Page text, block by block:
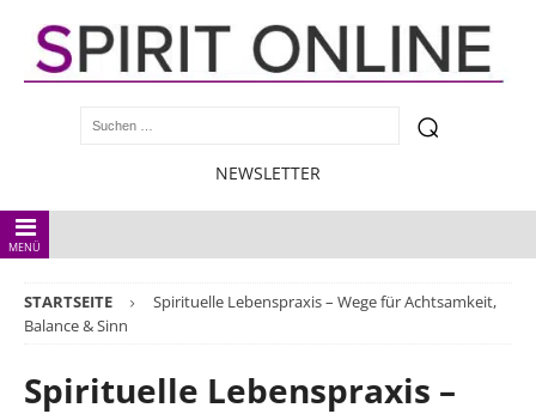
NEWSLETTER
MENÜ
STARTSEITE
Spirituelle Lebenspraxis – Wege für Achtsamkeit,
Balance & Sinn
Spirituelle Lebenspraxis –